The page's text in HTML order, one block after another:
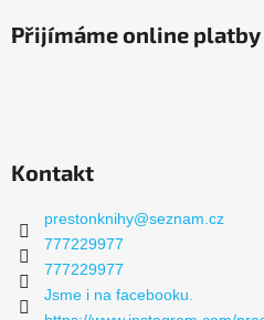
Přijímáme online platby
Kontakt
prestonknihy@seznam.cz
777229977
777229977
Jsme i na facebooku.